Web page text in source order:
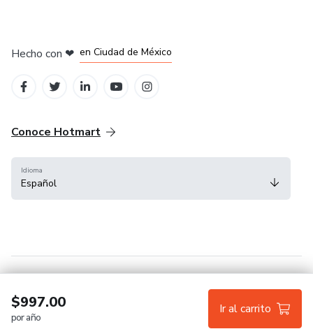
$997.00
por año
Ir al carrito
Hecho con ❤ en Ciudad de México
Conoce Hotmart
Idioma
Español
FAQ